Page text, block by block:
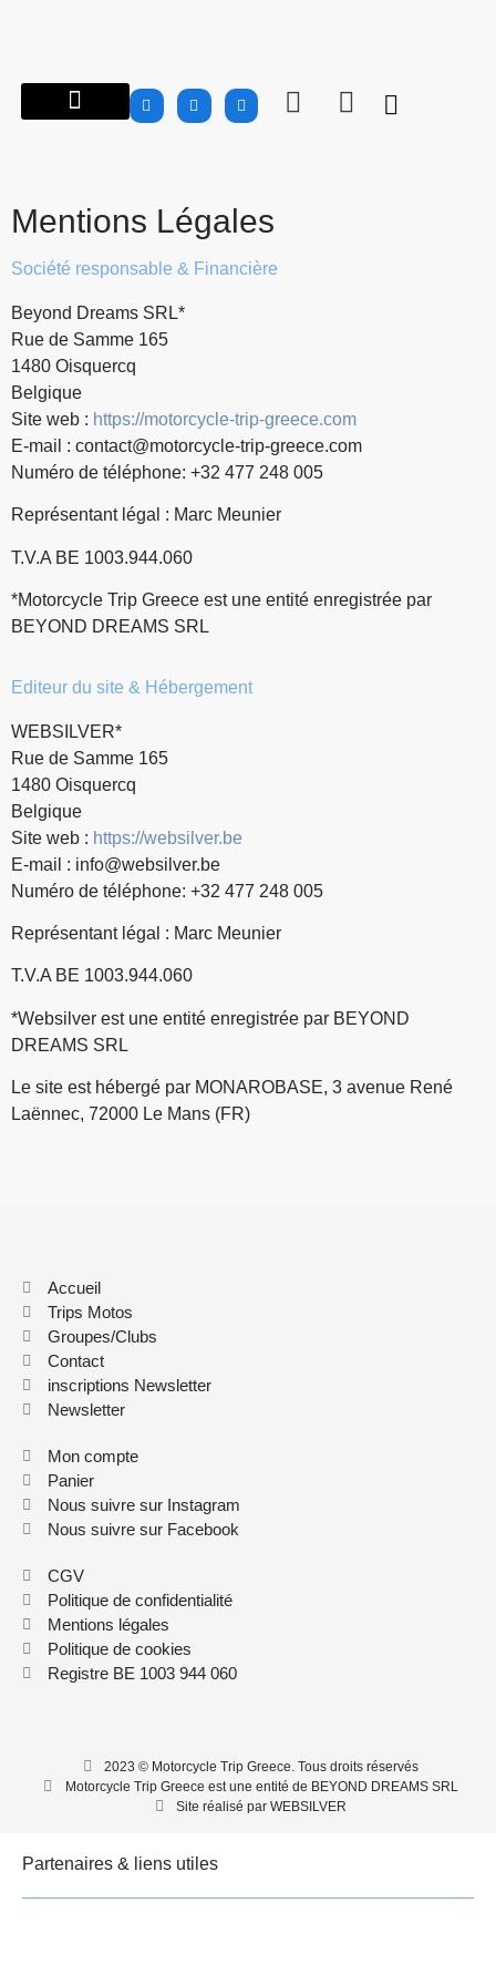
Mentions Légales
Société responsable & Financière
Beyond Dreams SRL*
Rue de Samme 165
1480 Oisquercq
Belgique
Site web : https://motorcycle-trip-greece.com
E-mail : contact@motorcycle-trip-greece.com
Numéro de téléphone: +32 477 248 005
Représentant légal : Marc Meunier
T.V.A BE 1003.944.060
*Motorcycle Trip Greece est une entité enregistrée par
BEYOND DREAMS SRL
Editeur du site & Hébergement
WEBSILVER*
Rue de Samme 165
1480 Oisquercq
Belgique
Site web : https://websilver.be
E-mail : info@websilver.be
Numéro de téléphone: +32 477 248 005
Représentant légal : Marc Meunier
T.V.A BE 1003.944.060
*Websilver est une entité enregistrée par BEYOND
DREAMS SRL
Le site est hébergé par MONAROBASE, 3 avenue René
Laënnec, 72000 Le Mans (FR)
Accueil
Trips Motos
Groupes/Clubs
Contact
inscriptions Newsletter
Newsletter
Mon compte
Panier
Nous suivre sur Instagram
Nous suivre sur Facebook
CGV
Politique de confidentialité
Mentions légales
Politique de cookies
Registre BE 1003 944 060
2023 © Motorcycle Trip Greece. Tous droits réservés
Motorcycle Trip Greece est une entité de BEYOND DREAMS SRL
Site réalisé par WEBSILVER
Partenaires & liens utiles